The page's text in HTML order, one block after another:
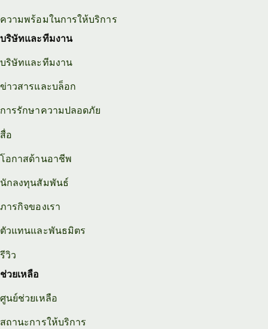
ความพร้อมในการให้บริการ
บริษัทและทีมงาน
บริษัทและทีมงาน
ข่าวสารและบล็อก
การรักษาความปลอดภัย
สื่อ
โอกาสด้านอาชีพ
นักลงทุนสัมพันธ์
ภารกิจของเรา
ตัวแทนและพันธมิตร
รีวิว
ช่วยเหลือ
ศูนย์ช่วยเหลือ
สถานะการให้บริการ